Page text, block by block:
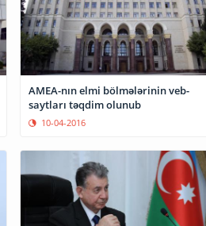
AMEA-nın elmi bölmələrinin veb-
saytları təqdim olunub
10-04-2016